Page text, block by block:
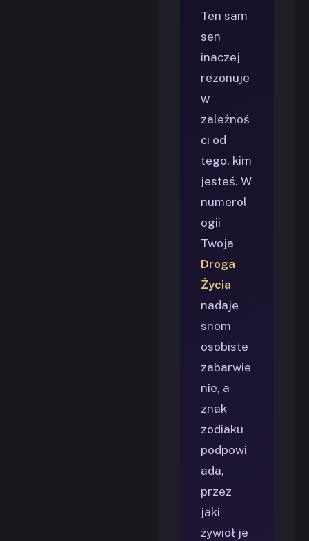
Ten sam
sen
inaczej
rezonuje
w
zależnoś
ci od
tego, kim
jesteś. W
numerol
ogii
Twoja
Droga
Życia
nadaje
snom
osobiste
zabarwie
nie, a
znak
zodiaku
podpowi
ada,
przez
jaki
żywioł je